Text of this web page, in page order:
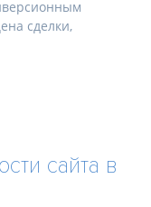
сделки,
сайта в